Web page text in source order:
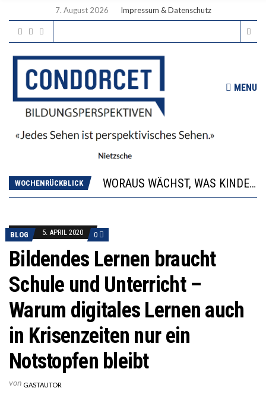
7. August 2026 Impressum & Datenschutz
MENU
WOCHENRÜCKBLICK
“WIR BEOBACHTEN EINEN REGELRECHTEN STURZFLUG BEI DEN LERNLEISTUNGEN”
DIE VERSTÄRKTE HARMONISIERUNG IM SCHULWESEN VERRINGERT DAS INNOVATIONSPOTENZIAL
BLOG 5. APRIL 2020 0
Bildendes Lernen braucht
Schule und Unterricht –
Warum digitales Lernen auch
in Krisenzeiten nur ein
Notstopfen bleibt
von GASTAUTOR